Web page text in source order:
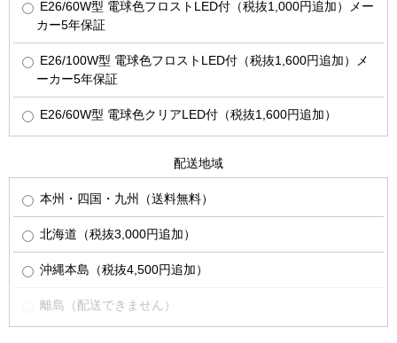
E26/60W型 電球色フロストLED付（税抜1,000円追加）メー
カー5年保証
E26/100W型 電球色フロストLED付（税抜1,600円追加）メ
ーカー5年保証
E26/60W型 電球色クリアLED付（税抜1,600円追加）
配送地域
本州・四国・九州（送料無料）
北海道（税抜3,000円追加）
沖縄本島（税抜4,500円追加）
離島（配送できません）